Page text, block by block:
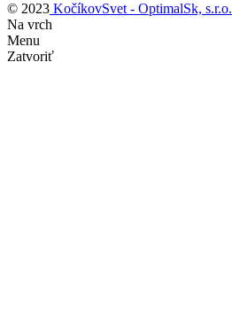
© 2023 KočíkovSvet - OptimalSk, s.r.o.
Na vrch
Menu
Zatvoriť